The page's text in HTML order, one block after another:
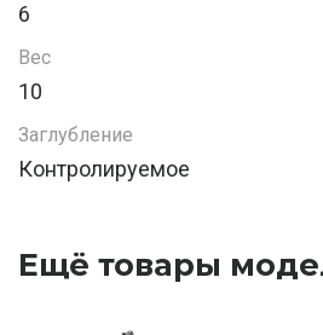
6
Вес
10
Заглубление
Контролируемое
Ещё товары